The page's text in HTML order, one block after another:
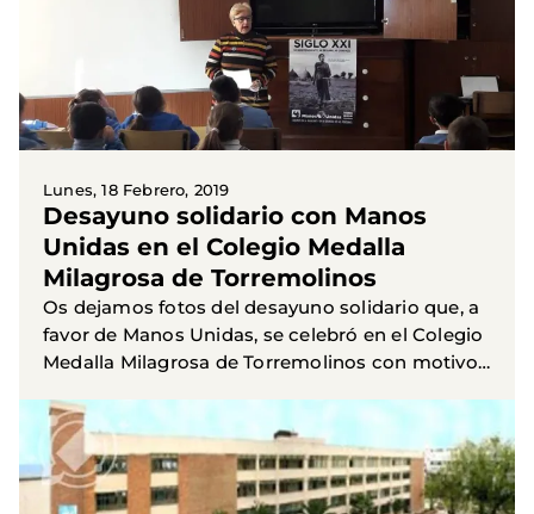
Lunes, 18 Febrero, 2019
Desayuno solidario con Manos
Unidas en el Colegio Medalla
Milagrosa de Torremolinos
Os dejamos fotos del desayuno solidario que, a
favor de Manos Unidas, se celebró en el Colegio
Medalla Milagrosa de Torremolinos con motivo
de...